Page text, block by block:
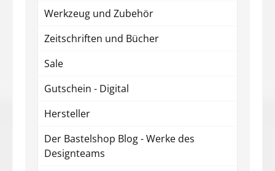
Werkzeug und Zubehör
Zeitschriften und Bücher
Sale
Gutschein - Digital
Hersteller
Der Bastelshop Blog - Werke des
Designteams